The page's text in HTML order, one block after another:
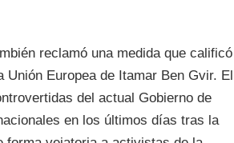
reclamó una medida que calificó
Unión Europea de Itamar Ben Gvir. El
del actual Gobierno de
en los últimos días tras la